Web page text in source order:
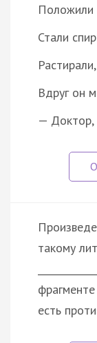
Положили
Стали
Вдруг он
— Доктор,
такому
фрагменте
есть